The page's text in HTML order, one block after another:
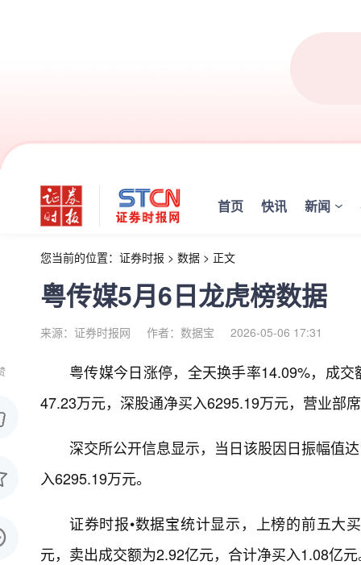
首页 快讯 新闻
您当前的位置： 证券时报 > 数据 > 正文
粤传媒5月6日龙虎榜数据
来源：证券时报网 作者：数据宝 2026-05-06 17:31
粤传媒今日涨停，全天换手率14.09%，成
47.23万元，深股通净买入6295.19万元，营业部
深交所公开信息显示，当日该股因日振幅值
入6295.19万元。
证券时报•数据宝统计显示，上榜的前五大
元，卖出成交额为2.92亿元，合计净买入1.08亿